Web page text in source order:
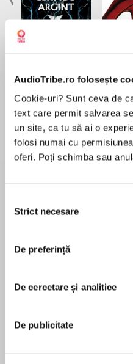
AudioTribe.ro folosește
Cookie-uri? Sunt ceva de
text care permit salvarea
un site, ca tu să ai o
folosi numai cu
oferi. Poți schimba sau
consimțământului
Strict necesare
De preferință
De cercetare și analitice
De publicitate
de...
Dani Francis
Desprecarte
Another set of
television series.
A serial killer is
Denton, and the local
has to contend with a
couple suffering arson
pornographic videos,
În acest moment
R. D. Wingfield
After a successful
Wingfield turned his